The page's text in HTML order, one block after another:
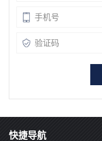
快捷导航